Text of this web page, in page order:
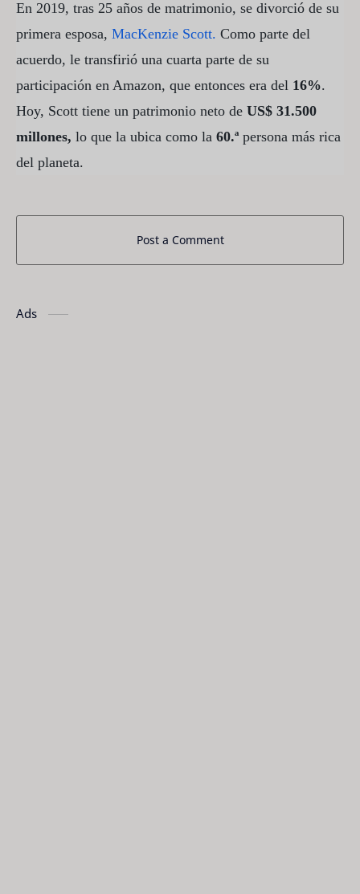
En 2019, tras 25 años de matrimonio, se divorció de su
primera esposa, MacKenzie Scott. Como parte del
acuerdo, le transfirió una cuarta parte de su
participación en Amazon, que entonces era del 16%.
Hoy, Scott tiene un patrimonio neto de US$ 31.500
millones, lo que la ubica como la 60.ª persona más rica
del planeta.
Post a Comment
Ads